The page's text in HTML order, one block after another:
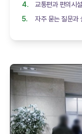
교통편과 편의시
자주 묻는 질문과